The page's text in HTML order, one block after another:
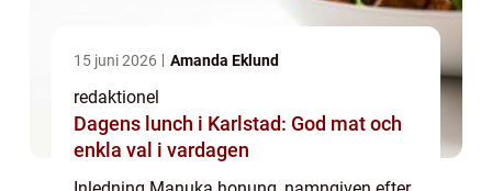
15 juni 2026 Amanda Eklund
redaktionel
Dagens lunch i Karlstad: God mat och
enkla val i vardagen